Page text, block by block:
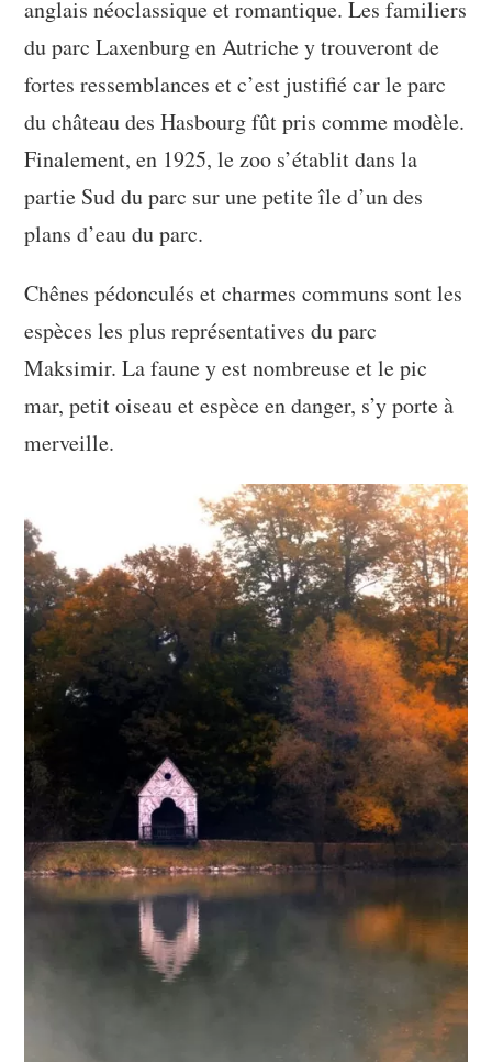
anglais néoclassique et romantique. Les familiers
du parc Laxenburg en Autriche y trouveront de
fortes ressemblances et c’est justifié car le parc
du château des Hasbourg fût pris comme modèle.
Finalement, en 1925, le zoo s’établit dans la
partie Sud du parc sur une petite île d’un des
plans d’eau du parc.
Chênes pédonculés et charmes communs sont les
espèces les plus représentatives du parc
Maksimir. La faune y est nombreuse et le pic
mar, petit oiseau et espèce en danger, s’y porte à
merveille.